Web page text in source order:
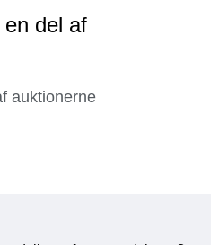
en del af
auktionerne